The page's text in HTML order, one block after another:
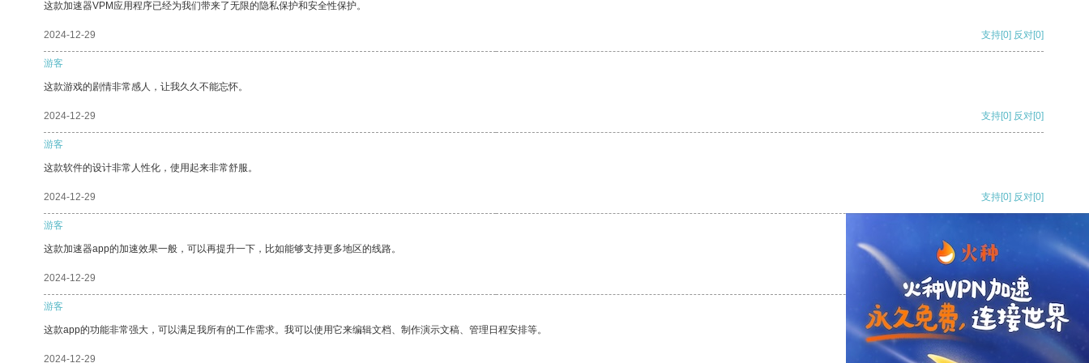
这款加速器VPM应用程序已经为我们带来了无限的隐私保护和安全性保护。
2024-12-29 支持[0] 反对[0]
游客
这款游戏的剧情非常感人，让我久久不能忘怀。
2024-12-29 支持[0] 反对[0]
游客
这款软件的设计非常人性化，使用起来非常舒服。
2024-12-29 支持[0] 反对[0]
游客
这款加速器app的加速效果一般，可以再提升一下，比如能够支持更多地区的线路。
2024-12-29 支持 反对
游客
这款app的功能非常强大，可以满足我所有的工作需求。我可以使用它来编辑文档、制作演示文稿、管理日程安排等。
2024-12-29 [0]